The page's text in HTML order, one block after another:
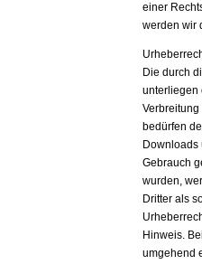
einer
werden wir
Die durch
unterliegen
bedürfen
Downloads
Gebrauch
wurden,
Dritter als
Hinweis.
umgehend